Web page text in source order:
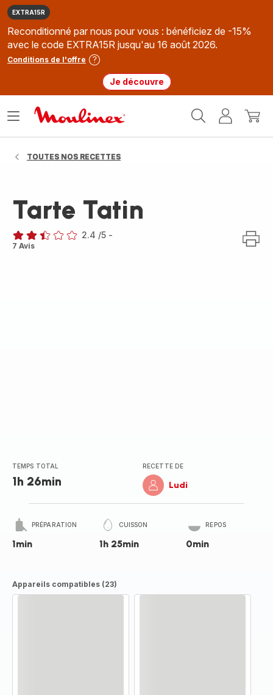
EXTRA15R
Reconditionné par nous pour vous : bénéficiez de -15%
avec le code EXTRA15R jusqu'au 16 août 2026.
Conditions de l'offre
Je découvre
MonMon
Ouvrir
TOUTES NOS RECETTES
Tarte Tatin
ratings.2.4
2.4 /5 -
7 Avis
TEMPS TOTAL
1h 26min
RECETTE DE
Ludi
PRÉPARATION
1min
CUISSON
1h 25min
REPOS
0min
Appareils compatibles (23)